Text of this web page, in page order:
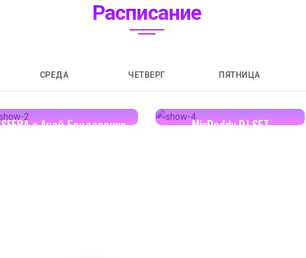
Расписание
СРЕДА ЧЕТВЕРГ ПЯТНИЦА
SFERA с Аней Бондаренко
MixDaddy DJ SET